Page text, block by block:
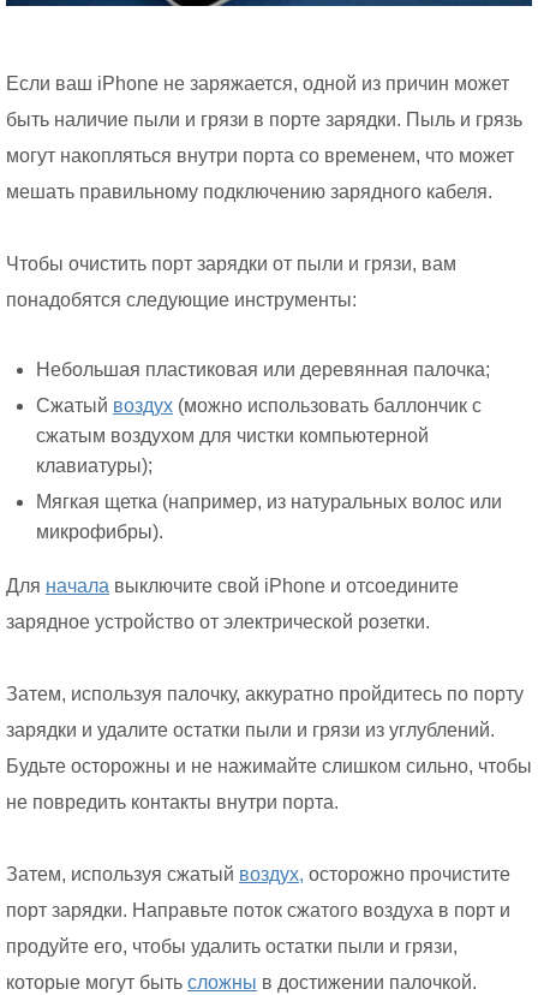
Если ваш iPhone не заряжается, одной из причин может
быть наличие пыли и грязи в порте зарядки. Пыль и грязь
могут накопляться внутри порта со временем, что может
мешать правильному подключению зарядного кабеля.
Чтобы очистить порт зарядки от пыли и грязи, вам
понадобятся следующие инструменты:
Небольшая пластиковая или деревянная палочка;
Сжатый воздух (можно использовать баллончик с
сжатым воздухом для чистки компьютерной
клавиатуры);
Мягкая щетка (например, из натуральных волос или
микрофибры).
Для начала выключите свой iPhone и отсоедините
зарядное устройство от электрической розетки.
Затем, используя палочку, аккуратно пройдитесь по порту
зарядки и удалите остатки пыли и грязи из углублений.
Будьте осторожны и не нажимайте слишком сильно, чтобы
не повредить контакты внутри порта.
Затем, используя сжатый воздух, осторожно прочистите
порт зарядки. Направьте поток сжатого воздуха в порт и
продуйте его, чтобы удалить остатки пыли и грязи,
которые могут быть сложны в достижении палочкой.